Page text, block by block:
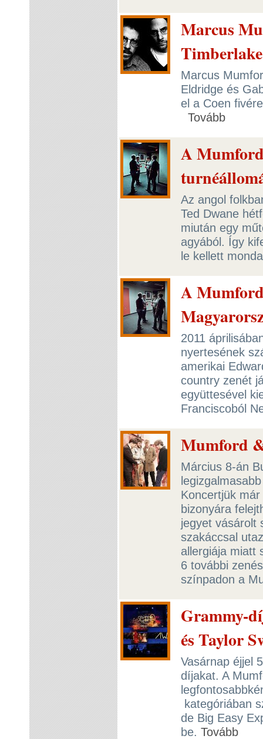
Marcus
Marcus
Eldridge és
el a Coen
Tovább
A
Az angol
Ted Dwane
miután egy
agyából. Így
le kellett
A
2011
nyertesének
amerikai
country zenét
együttesével
Franciscoból
Mumford
Március 8-án
Koncertjük
bizonyára
jegyet vásárolt
szakáccsal
allergiája miatt
6 további
színpadon a
Grammy-
és Taylor
Vasárnap éjjel
díjakat. A
kategóriában
de Big Easy
be. Tovább